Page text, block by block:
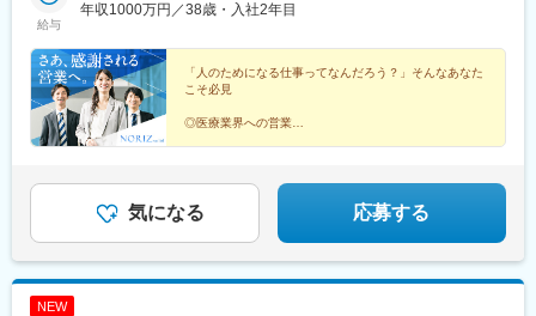
給与
年収1000万円／38歳・入社2年目
「人のためになる仕事ってなんだろう？」そんなあなた
こそ必見
◎医療業界への営業
◎綺麗なオフィスでの勤務
気になる 応募する
NEW